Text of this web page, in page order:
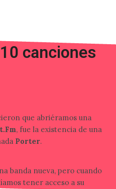
canciones
que abriéramos una
, fue la existencia de una
Porter.
banda nueva, pero cuando
tener acceso a su